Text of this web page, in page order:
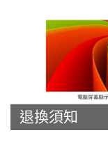
退換須知